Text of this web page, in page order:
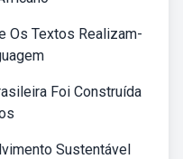
Os Textos Realizam-
Foi Construída
Sustentável